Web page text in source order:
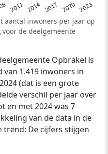
2011 2014 2017 2020 2023
aantal inwoners per jaar op
voor de deelgemeente
Opbrakel is
1.419 inwoners in
(dat is een grote
verschil per jaar over
en met 2024 was 7
van de data in de
De cijfers stijgen